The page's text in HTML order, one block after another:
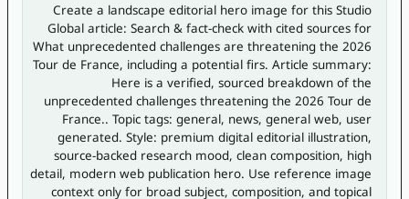
Create a landscape editorial hero image for this Studio
Global article: Search & fact-check with cited sources for
What unprecedented challenges are threatening the 2026
Tour de France, including a potential firs. Article summary:
Here is a verified, sourced breakdown of the
unprecedented challenges threatening the 2026 Tour de
France.. Topic tags: general, news, general web, user
generated. Style: premium digital editorial illustration,
source-backed research mood, clean composition, high
detail, modern web publication hero. Use reference image
context only for broad subject, composition, and topical